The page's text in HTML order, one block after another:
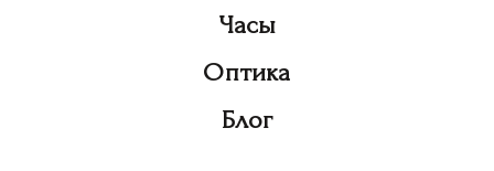
Часы
Оптика
Блог